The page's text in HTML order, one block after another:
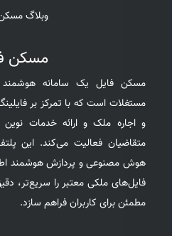
وبلاگ
مسکن
مسکن فایل یک سامانه
مستغلات است که با تمرکز بر
و اجاره ملک و ارائه خدمات نوین
متقاضیان فعالیت می‌کند. این
هوش مصنوعی و پردازش هوشمند
فایل‌های ملکی معتبر را سریع‌تر،
مطمئن برای کاربران فراهم سازد.